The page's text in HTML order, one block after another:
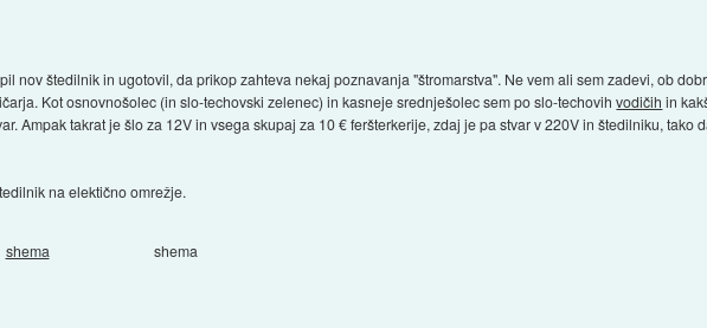
nov štedilnik in ugotovil, da prikop zahteva nekaj poznavanja "štromarstva". Ne vem ali sem zadevi, ob
Kot osnovnošolec (in slo-techovski zelenec) in kasneje srednješolec sem po slo-techovihvodičih in
Ampak takrat je šlo za 12V in vsega skupaj za 10 € feršterkerije, zdaj je pa stvar v 220V in štedilniku, tako
na elektično omrežje.
shema